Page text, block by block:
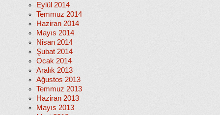
Eylül 2014
Temmuz 2014
Haziran 2014
Mayıs 2014
Nisan 2014
Şubat 2014
Ocak 2014
Aralık 2013
Ağustos 2013
Temmuz 2013
Haziran 2013
Mayıs 2013